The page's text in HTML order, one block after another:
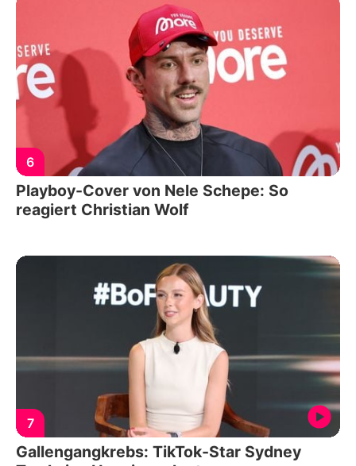
6
Playboy-Cover von Nele Schepe: So
reagiert Christian Wolf
7
Gallengangkrebs: TikTok-Star Sydney